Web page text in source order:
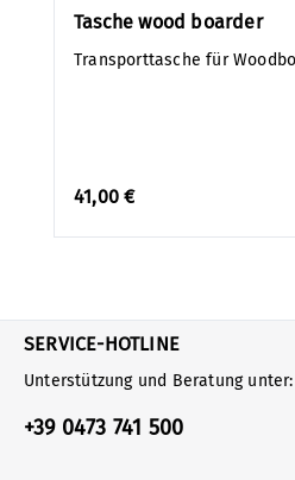
Tasche wood boarder
Transporttasche für
41,00 €
SERVICE-HOTLINE
Unterstützung und Beratung unter:
+39 0473 741 500